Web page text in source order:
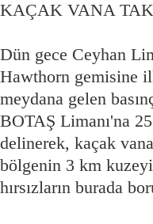
KAÇAK VANA
Dün gece Ceyhan
Hawthorn gemisine
meydana gelen
BOTAŞ Limanı'na
delinerek, kaçak vana
bölgenin 3 km
hırsızların burada